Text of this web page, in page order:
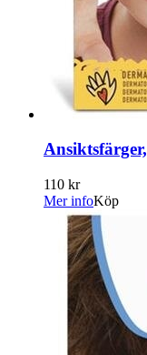
110 kr
Mer infoKöp